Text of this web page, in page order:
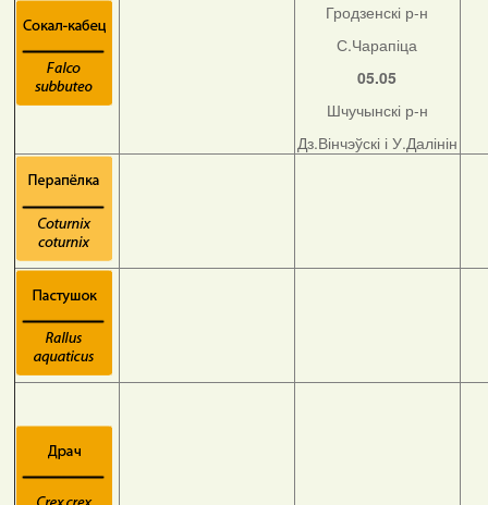
Гродзенскі р-н
С.Чарапіца
05.05
Шчучынскі р-н
Дз.Вінчэўскі і У.Далінін